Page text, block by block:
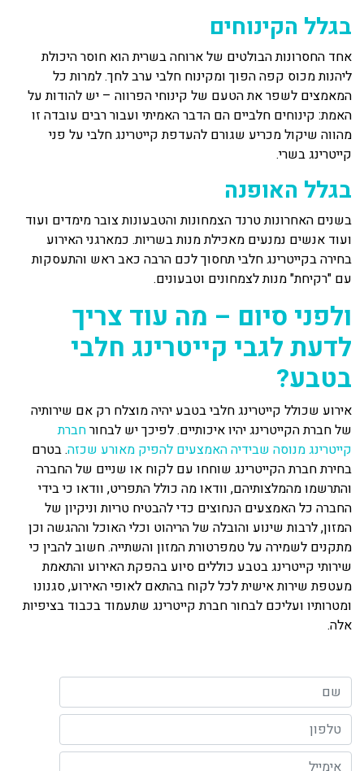
בגלל הקינוחים
אחד החסרונות הבולטים של ארוחה בשרית הוא חוסר היכולת
ליהנות מכוס קפה הפוך ומקינוח חלבי ערב לחך. למרות כל
המאמצים לשפר את הטעם של קינוחי הפרווה – יש להודות על
האמת: קינוחים חלביים הם הדבר האמיתי ועבור רבים עובדה זו
מהווה שיקול מכריע שגורם להעדפת קייטרינג חלבי על פני
קייטרינג בשרי.
בגלל האופנה
בשנים האחרונות טרנד הצמחונות והטבעונות צובר מימדים ועוד
ועוד אנשים נמנעים מאכילת מנות בשריות. כמארגני האירוע
בחירה בקייטרינג חלבי תחסוך לכם הרבה כאב ראש והתעסקות
עם "רקיחת" מנות לצמחונים וטבעונים.
ולפני סיום – מה עוד צריך
לדעת לגבי קייטרינג חלבי
בטבע?
אירוע שכולל קייטרינג חלבי בטבע יהיה מוצלח רק אם שירותיה
של חברת הקייטרינג יהיו איכותיים. לפיכך יש לבחורחברת
קייטרינג מנוסה שבידיה האמצעים להפיק מאורע שכזה. בטרם
בחירת חברת הקייטרינג שוחחו עם לקוח או שניים של החברה
והתרשמו מהמלצותיהם, וודאו מה כולל התפריט, וודאו כי בידי
החברה כל האמצעים הנחוצים כדי להבטיח טריות וניקיון של
המזון, לרבות שינוע והובלה של הריהוט וכלי האוכל וההגשה וכן
מתקנים לשמירה על טמפרטורת המזון והשתייה. חשוב להבין כי
שירותי קייטרינג בטבע כוללים סיוע בהפקת האירוע והתאמת
מעטפת שירות אישית לכל לקוח בהתאם לאופי האירוע, סגנונו
ומטרותיו ועליכם לבחור חברת קייטרינג שתעמוד בכבוד בציפיות
אלה.
השם שלך (חובה)
הטלפון שלך (חובה)
האימייל שלך